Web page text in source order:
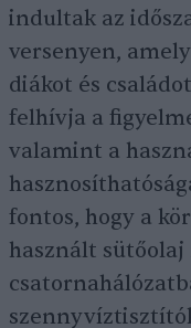
indultak az
versenyen,
diákot és
felhívja a
valamint a
fontos, hogy a
használt